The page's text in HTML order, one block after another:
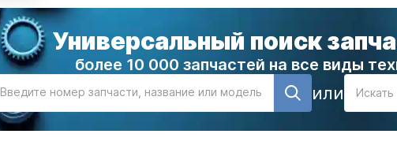
Универсальный поиск
более 10 000 запчастей на все виды
Введите номер запчасти, название или модель или